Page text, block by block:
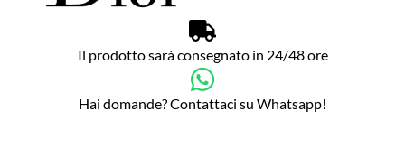
Il prodotto sarà consegnato in 24/48 ore
Hai domande? Contattaci su Whatsapp!